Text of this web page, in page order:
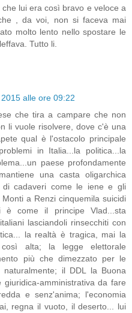
lui era così bravo e veloce a
, da voi, non si faceva mai
molto lento nello spostare le
Tutto li.
alle ore 09:22
che tira a campare che non
li vuole risolvere, dove c'è una
qual è l'ostacolo principale
in Italia...la politica...la
paese profondamente
una casta oligarchica
di cadaveri come le iene e gli
a Renzi cinquemila suicidi
è come il principe Vlad...sta
lasciandoli rinsecchiti con
la realtà è tragica, mai la
alta; la legge elettorale
più che dimezzato per le
il DDL la Buona
amministrativa da fare
e senz'anima; l'economia
regna il vuoto, il deserto... lui